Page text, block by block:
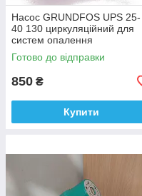
Насос GRUNDFOS UPS 25-
40 130 циркуляційний для
систем опалення
Готово до відправки
850 ₴
Купити